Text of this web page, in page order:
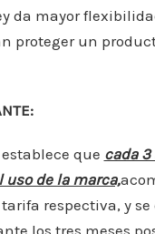
da mayor
proteger un
que cada 3
uso de la marca,
respectiva, y se
los tres meses